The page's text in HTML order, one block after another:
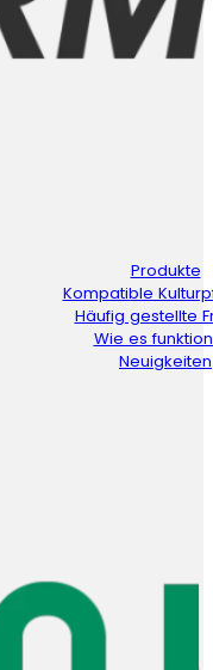
Produkte
Kompatible
Häufig gestellte
Wie es
Neuigkeiten